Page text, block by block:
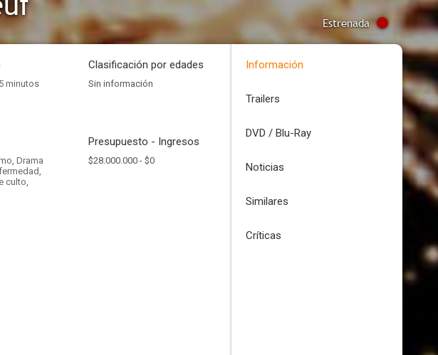
Estrenada
minutos
Clasificación por edades
Sin información
, Drama
,
culto,
Presupuesto - Ingresos
$28.000.000 - $0
Información
Trailers
DVD / Blu-Ray
Noticias
Similares
Críticas